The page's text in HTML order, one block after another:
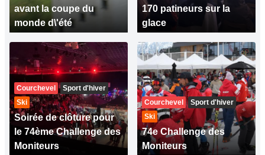
avant la coupe du
monde d\'été
170 patineurs sur la
glace
Courchevel
Sport d'hiver
Ski
Soirée de clôture pour
le 74ème Challenge des
Moniteurs
Courchevel
Sport d'hiver
Ski
74e Challenge des
Moniteurs